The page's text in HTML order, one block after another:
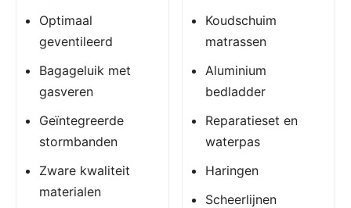
Optimaal
geventileerd
Bagageluik met
gasveren
Geïntegreerde
stormbanden
Zware kwaliteit
materialen
Koudschuim
matrassen
Aluminium
bedladder
Reparatieset en
waterpas
Haringen
Scheerlijnen